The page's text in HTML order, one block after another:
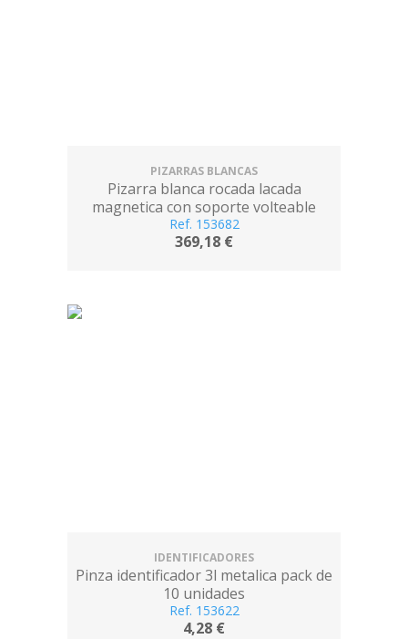
PIZARRAS BLANCAS
Pizarra blanca rocada lacada
magnetica con soporte volteable
doble cara 90x120 cm
Ref. 153682
369,18 €
IDENTIFICADORES
Pinza identificador 3l metalica pack de
10 unidades
Ref. 153622
4,28 €